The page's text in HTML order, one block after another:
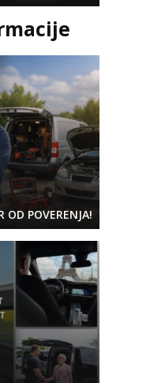
OD POVERENJA!